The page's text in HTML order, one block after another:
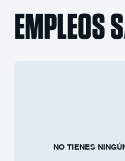
EMPLEOS
NO TIENES